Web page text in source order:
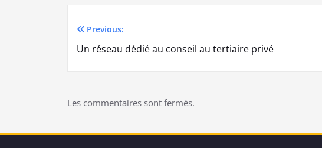
Navigation
Previous:
Un réseau dédié au conseil au tertiaire privé
Les commentaires sont fermés.